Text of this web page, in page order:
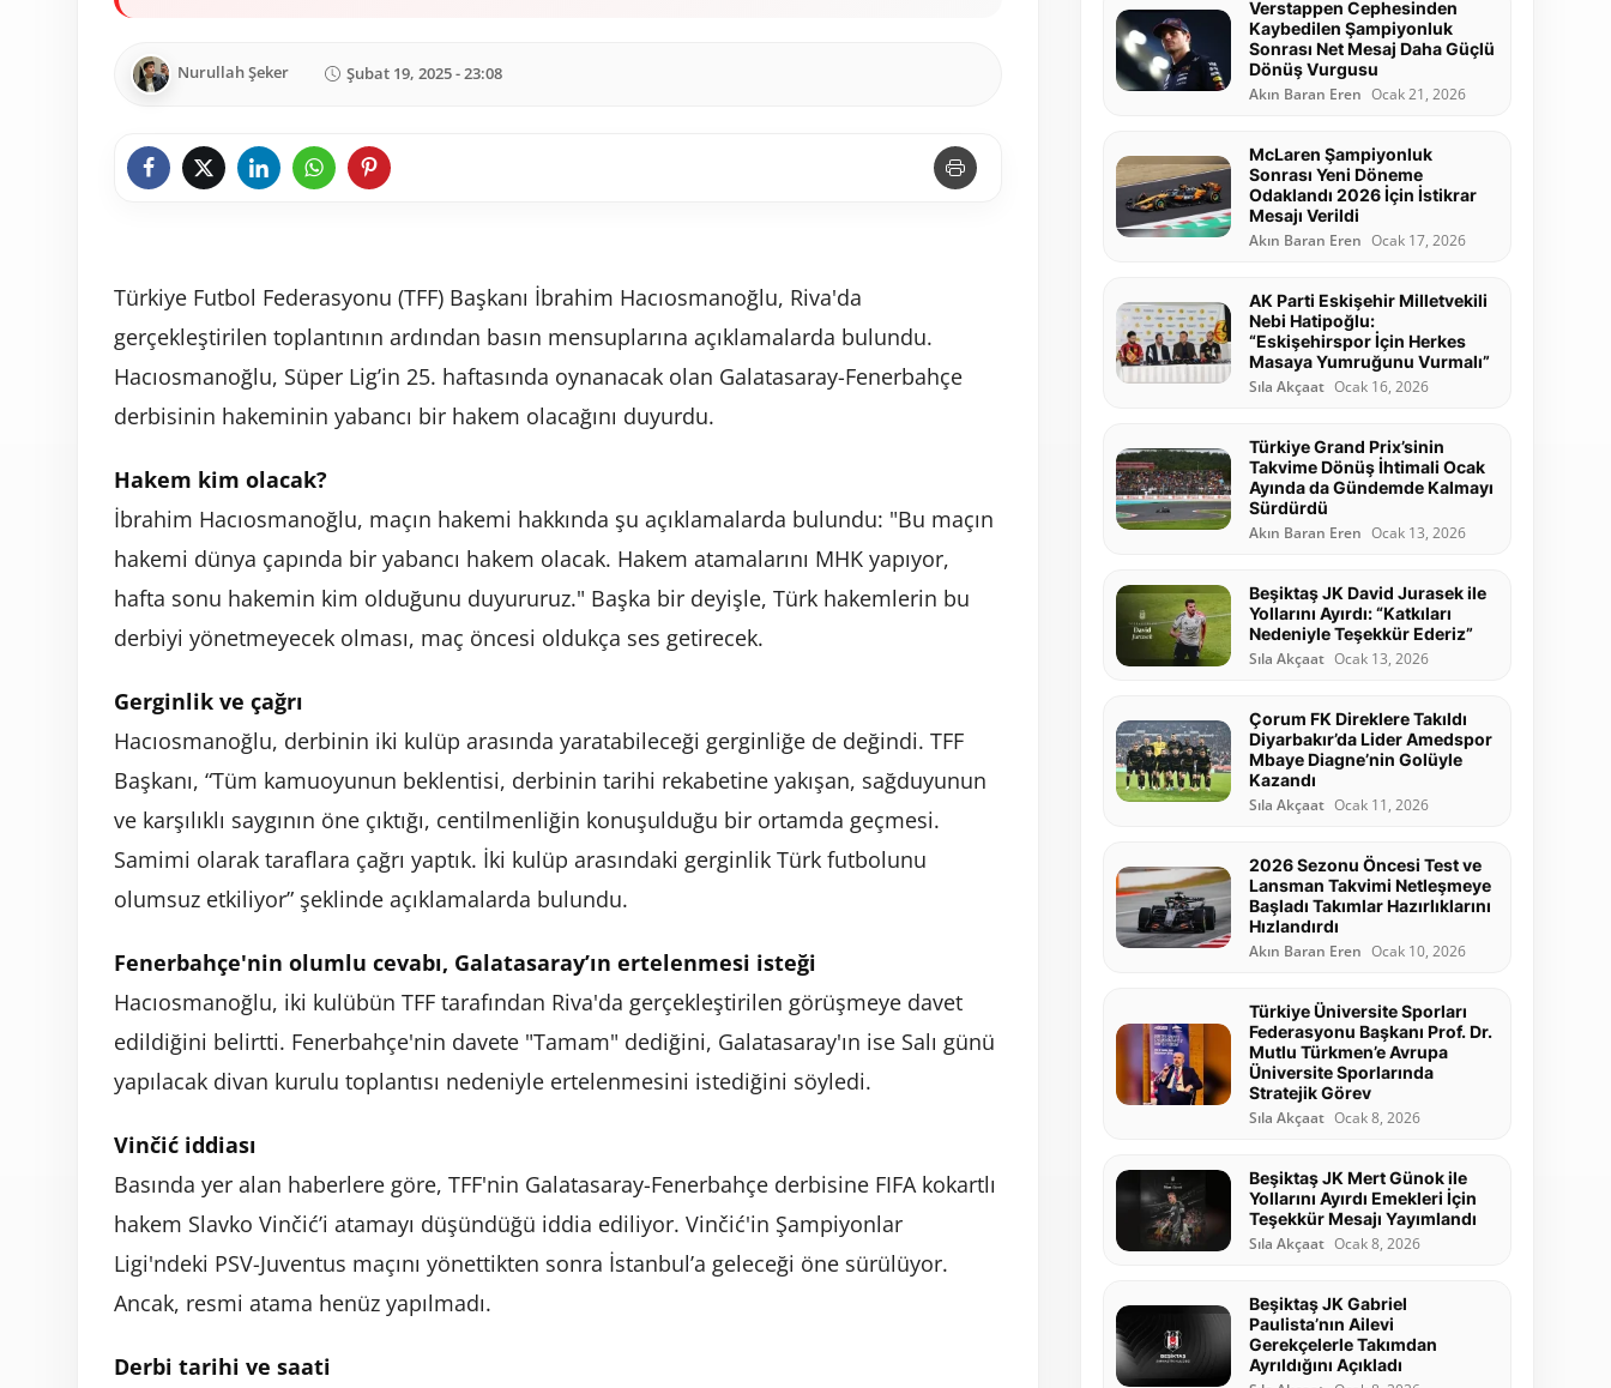
Nurullah Şeker Şubat 19, 2025 - 23:08
Türkiye Futbol Federasyonu (TFF) Başkanı İbrahim Hacıosmanoğlu, Riva'da
gerçekleştirilen toplantının ardından basın mensuplarına açıklamalarda bulundu.
Hacıosmanoğlu, Süper Lig’in 25. haftasında oynanacak olan Galatasaray-Fenerbahçe
derbisinin hakeminin yabancı bir hakem olacağını duyurdu.
Hakem kim olacak?
İbrahim Hacıosmanoğlu, maçın hakemi hakkında şu açıklamalarda bulundu: "Bu maçın
hakemi dünya çapında bir yabancı hakem olacak. Hakem atamalarını MHK yapıyor,
hafta sonu hakemin kim olduğunu duyururuz." Başka bir deyişle, Türk hakemlerin bu
derbiyi yönetmeyecek olması, maç öncesi oldukça ses getirecek.
Gerginlik ve çağrı
Hacıosmanoğlu, derbinin iki kulüp arasında yaratabileceği gerginliğe de değindi. TFF
Başkanı, “Tüm kamuoyunun beklentisi, derbinin tarihi rekabetine yakışan, sağduyunun
ve karşılıklı saygının öne çıktığı, centilmenliğin konuşulduğu bir ortamda geçmesi.
Samimi olarak taraflara çağrı yaptık. İki kulüp arasındaki gerginlik Türk futbolunu
olumsuz etkiliyor” şeklinde açıklamalarda bulundu.
Fenerbahçe'nin olumlu cevabı, Galatasaray’ın ertelenmesi isteği
Hacıosmanoğlu, iki kulübün TFF tarafından Riva'da gerçekleştirilen görüşmeye davet
edildiğini belirtti. Fenerbahçe'nin davete "Tamam" dediğini, Galatasaray'ın ise Salı günü
yapılacak divan kurulu toplantısı nedeniyle ertelenmesini istediğini söyledi.
Vinčić iddiası
Basında yer alan haberlere göre, TFF'nin Galatasaray-Fenerbahçe derbisine FIFA kokartlı
hakem Slavko Vinčić’i atamayı düşündüğü iddia ediliyor. Vinčić'in Şampiyonlar
Ligi'ndeki PSV-Juventus maçını yönettikten sonra İstanbul’a geleceği öne sürülüyor.
Ancak, resmi atama henüz yapılmadı.
Derbi tarihi ve saati
Verstappen Cephesinden
Kaybedilen Şampiyonluk
Sonrası Net Mesaj Daha Güçlü
Dönüş Vurgusu
Akın Baran Eren Ocak 21, 2026
McLaren Şampiyonluk
Sonrası Yeni Döneme
Odaklandı 2026 İçin İstikrar
Mesajı Verildi
Akın Baran Eren Ocak 17, 2026
AK Parti Eskişehir Milletvekili
Nebi Hatipoğlu:
“Eskişehirspor İçin Herkes
Masaya Yumruğunu Vurmalı”
Sıla Akçaat Ocak 16, 2026
Türkiye Grand Prix’sinin
Takvime Dönüş İhtimali Ocak
Ayında da Gündemde Kalmayı
Sürdürdü
Akın Baran Eren Ocak 13, 2026
Beşiktaş JK David Jurasek ile
Yollarını Ayırdı: “Katkıları
Nedeniyle Teşekkür Ederiz”
Sıla Akçaat Ocak 13, 2026
Çorum FK Direklere Takıldı
Diyarbakır’da Lider Amedspor
Mbaye Diagne’nin Golüyle
Kazandı
Sıla Akçaat Ocak 11, 2026
2026 Sezonu Öncesi Test ve
Lansman Takvimi Netleşmeye
Başladı Takımlar Hazırlıklarını
Hızlandırdı
Akın Baran Eren Ocak 10, 2026
Türkiye Üniversite Sporları
Federasyonu Başkanı Prof. Dr.
Mutlu Türkmen’e Avrupa
Üniversite Sporlarında
Stratejik Görev
Sıla Akçaat Ocak 8, 2026
Beşiktaş JK Mert Günok ile
Yollarını Ayırdı Emekleri İçin
Teşekkür Mesajı Yayımlandı
Sıla Akçaat Ocak 8, 2026
Beşiktaş JK Gabriel
Paulista’nın Ailevi
Gerekçelerle Takımdan
Ayrıldığını Açıkladı